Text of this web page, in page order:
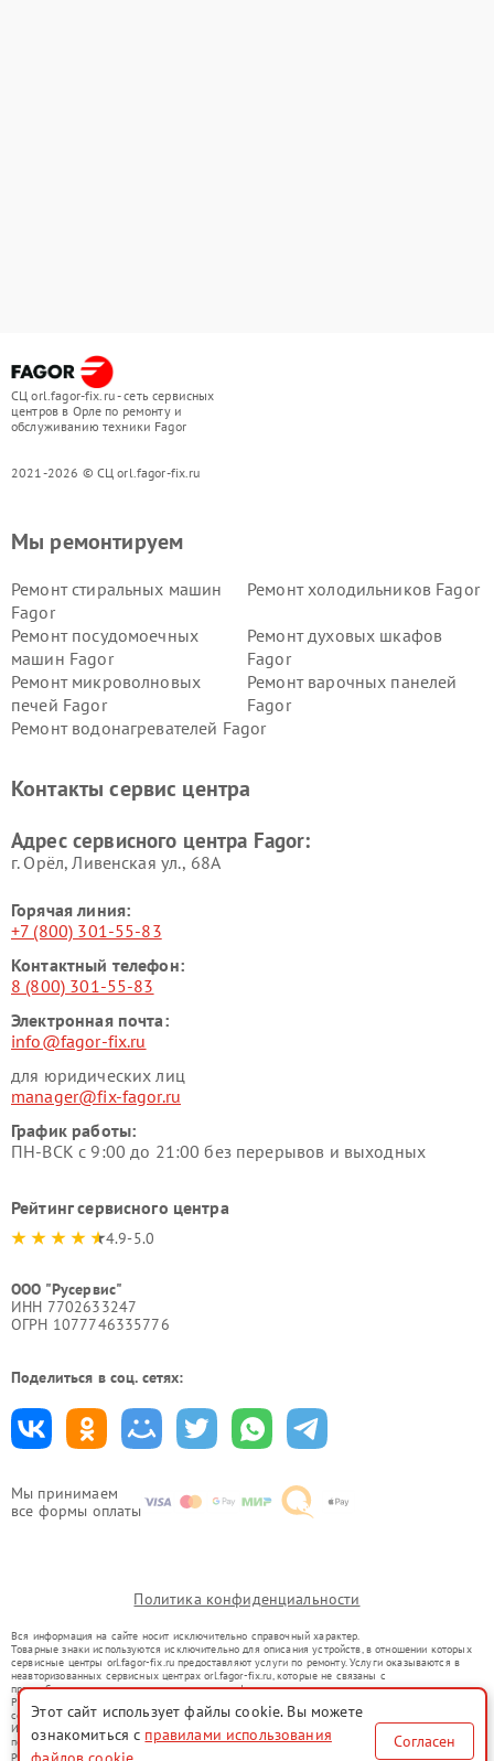
СЦ orl.fagor-fix.ru - сеть сервисных
центров в Орле по ремонту и
обслуживанию техники Fagor
2021-2026 © СЦ orl.fagor-fix.ru
Мы принимаем
все формы оплаты
Мы ремонтируем
Ремонт стиральных машин
Fagor
Ремонт холодильников Fagor
Ремонт посудомоечных
машин Fagor
Ремонт духовых шкафов
Fagor
Ремонт микроволновых
печей Fagor
Ремонт варочных панелей
Fagor
Ремонт водонагревателей Fagor
Контакты сервис центра
Адрес сервисного центра Fagor:
г. Орёл, Ливенская ул., 68А
Горячая линия:
+7 (800) 301-55-83
Контактный телефон:
8 (800) 301-55-83
Электронная почта:
info@fagor-fix.ru
для юридических лиц
manager@fix-fagor.ru
График работы:
ПН-ВСК с 9:00 до 21:00 без перерывов и выходных
Рейтинг сервисного центра
4.9-5.0
ООО "Русервис"
ИНН 7702633247
ОГРН 1077746335776
Поделиться в соц. сетях:
Политика конфиденциальности
Вся информация на сайте носит исключительно справочный характер.
Товарные знаки используются исключительно для описания устройств, в отношении которых
сервисные центры orl.fagor-fix.ru предоставляют услуги по ремонту. Услуги оказываются в
неавторизованных сервисных центрах orl.fagor-fix.ru, которые не связаны с
правообладателями товарных знаков или их официальными представителями.
Ремонт осуществляется для устройств, уже введенных в гражданский оборот в соответствии
со статьей 1487 ГК РФ.
Использование товарных знаков не преследует цели индивидуализации услуг или введения
потребителей в заблуждение, а служит для информирования о предоставляемых услугах по
ремонту техники указанных брендов.
Этот сайт использует файлы cookie. Вы можете
ознакомиться с правилами использования
Согласен